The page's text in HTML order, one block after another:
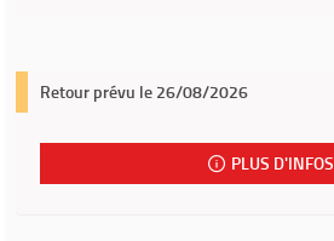
Retour prévu le 26/08/2026
PLUS D'INFOS